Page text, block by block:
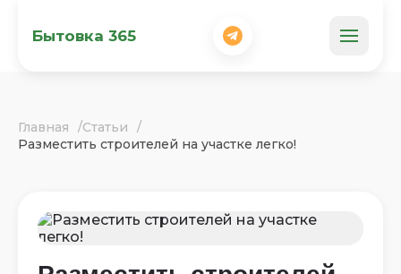
Бытовка 365
Главная
Статьи
Разместить строителей на участке легко!